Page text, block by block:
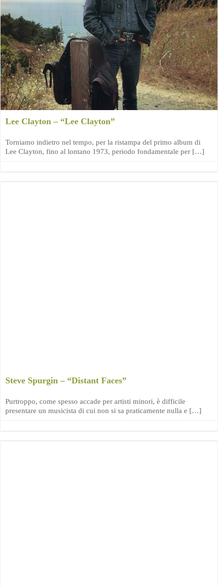
Lee Clayton – “Lee Clayton”
Torniamo indietro nel tempo, per la ristampa del primo album di
Lee Clayton, fino al lontano 1973, periodo fondamentale per […]
Steve Spurgin – “Distant Faces”
Purtroppo, come spesso accade per artisti minori, è difficile
presentare un musicista di cui non si sa praticamente nulla e […]